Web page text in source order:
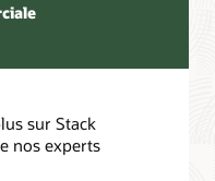
sur Stack
nos experts